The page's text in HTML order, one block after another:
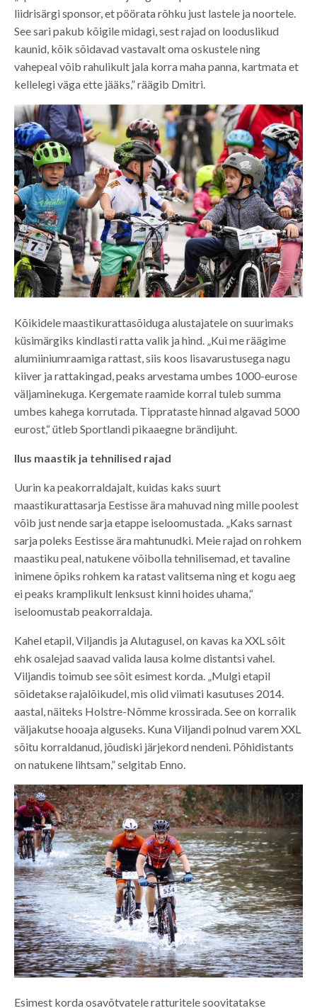
liidrisärgi sponsor, et pöörata rõhku just lastele ja noortele.
See sari pakub kõigile midagi, sest rajad on looduslikud
kaunid, kõik sõidavad vastavalt oma oskustele ning
vahepeal võib rahulikult jala korra maha panna, kartmata et
kellelegi väga ette jääks,” räägib Dmitri.
Kõikidele maastikurattasõiduga alustajatele on suurimaks
küsimärgiks kindlasti ratta valik ja hind. „Kui me räägime
alumiiniumraamiga rattast, siis koos lisavarustusega nagu
kiiver ja rattakingad, peaks arvestama umbes 1000-eurose
väljaminekuga. Kergemate raamide korral tuleb summa
umbes kahega korrutada. Tipprataste hinnad algavad 5000
eurost,“ ütleb Sportlandi pikaaegne brändijuht.
Ilus maastik ja tehnilised rajad
Uurin ka peakorraldajalt, kuidas kaks suurt
maastikurattasarja Eestisse ära mahuvad ning mille poolest
võib just nende sarja etappe iseloomustada. „Kaks sarnast
sarja poleks Eestisse ära mahtunudki. Meie rajad on rohkem
maastiku peal, natukene võibolla tehnilisemad, et tavaline
inimene õpiks rohkem ka ratast valitsema ning et kogu aeg
ei peaks kramplikult lenksust kinni hoides uhama,“
iseloomustab peakorraldaja.
Kahel etapil, Viljandis ja Alutagusel, on kavas ka XXL sõit
ehk osalejad saavad valida lausa kolme distantsi vahel.
Viljandis toimub see sõit esimest korda. „Mulgi etapil
sõidetakse rajalõikudel, mis olid viimati kasutuses 2014.
aastal, näiteks Holstre-Nõmme krossirada. See on korralik
väljakutse hooaja alguseks. Kuna Viljandi polnud varem XXL
sõitu korraldanud, jõudiski järjekord nendeni. Põhidistants
on natukene lihtsam,” selgitab Enno.
Esimest korda osavõtvatele ratturitele soovitatakse